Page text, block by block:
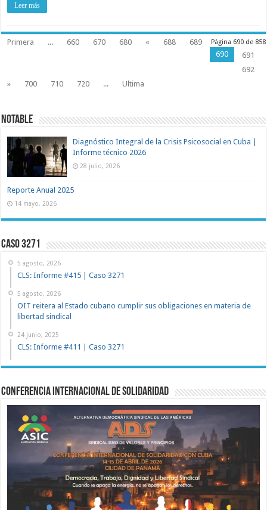
Leer más
Página 690 de 858
Primera ... 660 670 680 « 688
689
690
691
692
»
700 710 720 ... Ultima
NOTABLE
Diagnóstico Integral de la Crisis Psicosocial en Cuba |
Informe técnico 2026
28 julio, 2026
Reporte Anual 2025
14 mayo, 2026
Caso 3271
5 agosto, 2026
CLS: Informe #415 | Caso 3271
5 agosto, 2026
OIT reitera al Estado cubano cumplir sus obligaciones en materia de
libertad sindical
24 junio, 2025
CLS: Informe #411 | Caso 3271
Conferencia Internacional de Solidaridad